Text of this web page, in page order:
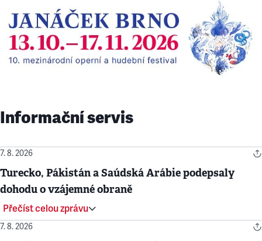
Informační servis
7. 8. 2026
Turecko, Pákistán a Saúdská Arábie podepsaly
dohodu o vzájemné obraně
Přečíst celou zprávu
7. 8. 2026